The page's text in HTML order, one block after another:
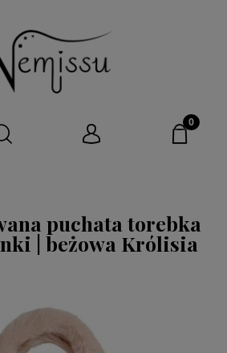
puchata torebka
| beżowa Królisia